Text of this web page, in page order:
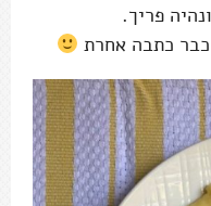
פריך.
כתבה אחרת